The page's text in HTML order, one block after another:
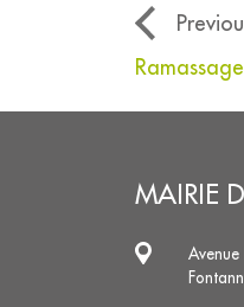
MAIRIE